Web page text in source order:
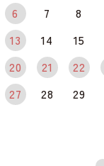
6
7 8
13
14 15
20
21 22
27
28 29